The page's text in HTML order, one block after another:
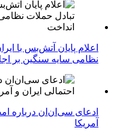
اعلام پایان آتش‌بس با
نظامی سایه سنگین بر
ادعای سی‌ان‌ان درباره
آمریکا